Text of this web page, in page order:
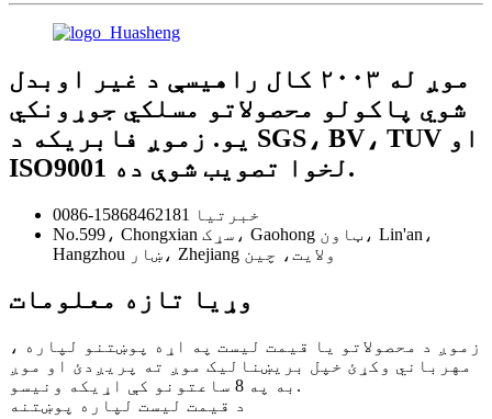
موږ له ۲۰۰۳ کال راهیسې د غیر اوبدل
شوي پاکولو محصولاتو مسلکي جوړونکي
یو. زموږ فابریکه د SGS، BV، TUV او
ISO9001 لخوا تصویب شوې ده.
0086-15868462181 خبرتیا
No.599، Chongxian سړک، Gaohong ټاون، Lin'an،
Hangzhou ښار، Zhejiang ولايت، چين
وړیا تازه معلومات
زموږ د محصولاتو یا قیمت لیست په اړه پوښتنو لپاره ،
مهرباني وکړئ خپل بریښنالیک موږ ته پریږدئ او موږ
به په 8 ساعتونو کې اړیکه ونیسو.
د قیمت لیست لپاره پوښتنه